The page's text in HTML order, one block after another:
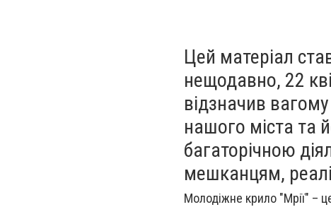
Цей матеріал
нещодавно, 22
відзначив
нашого міста та
багаторічною
мешканцям,
Молодіжне крило "Мрії" –